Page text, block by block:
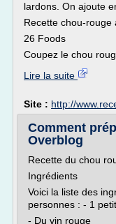
lardons. On ajoute
Recette chou-rouge
26 Foods
Coupez le chou
Lire la suite
Site : http://
Comment
Overblog
Recette du chou
Ingrédients
Voici la liste des
personnes : - 1
- Du vin rouge